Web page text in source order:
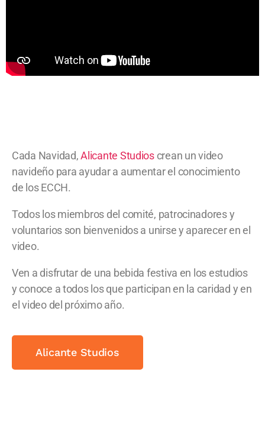
Cada Navidad,Alicante Studioscrean un video
navideño para ayudar a aumentar el conocimiento
de los ECCH.
Todos los miembros del comité, patrocinadores y
voluntarios son bienvenidos a unirse y aparecer en el
video.
Ven a disfrutar de una bebida festiva en los estudios
y conoce a todos los que participan en la caridad y en
el video del próximo año.
Alicante Studios